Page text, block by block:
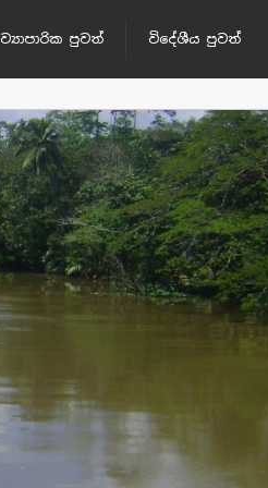
ව්‍යාපාරික පුවත් විදේශීය පුවත්